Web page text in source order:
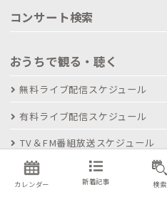
コンサート検索
おうちで観る・聴く
無料ライブ配信スケジュール
有料ライブ配信スケジュール
TV＆FM番組放送スケジュール
アーティスト名鑑
カレンダー 新着記事 検索